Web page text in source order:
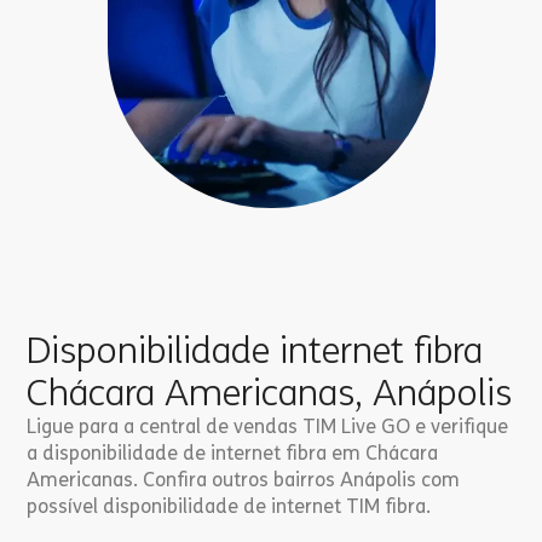
Disponibilidade internet fibra
Chácara Americanas, Anápolis
Ligue para a central de vendas TIM Live GO e verifique
a disponibilidade de internet fibra em Chácara
Americanas. Confira outros bairros Anápolis com
possível disponibilidade de internet TIM fibra.